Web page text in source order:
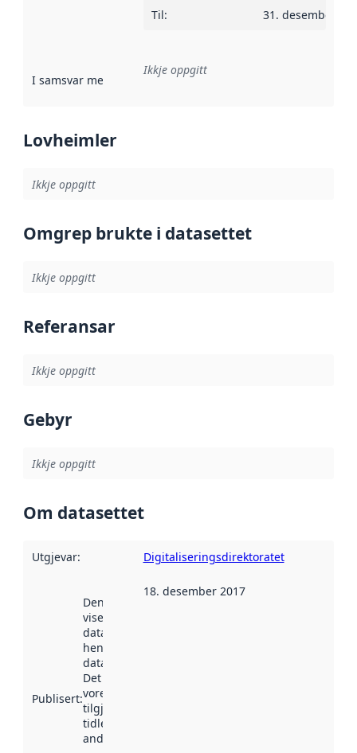
Til: 31. desember
I samsvar med Referanse til ei implementeringsregel eller
Ikkje oppgitt
Lovheimler
Ikkje oppgitt
Omgrep brukte i datasettet
Ikkje oppgitt
Referansar
Ikkje oppgitt
Gebyr
Ikkje oppgitt
Om datasettet
Utgjevar: Digitaliseringsdirektoratet
Publisert:
Denne datoen
viser når
datasettet vart
henta inn av
data.norge.no.
Det kan ha
vore
tilgjengeleg
tidlegare
andre stader.
18. desember 2017